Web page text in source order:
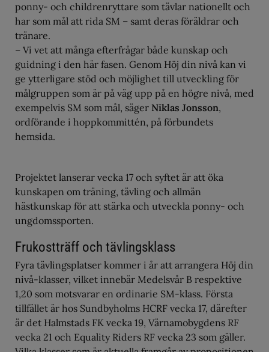
ponny- och childrenryttare som tävlar nationellt och
har som mål att rida SM – samt deras föräldrar och
tränare.
– Vi vet att många efterfrågar både kunskap och
guidning i den här fasen. Genom Höj din nivå kan vi
ge ytterligare stöd och möjlighet till utveckling för
målgruppen som är på väg upp på en högre nivå, med
exempelvis SM som mål, säger Niklas Jonsson,
ordförande i hoppkommittén, på förbundets
hemsida.
Projektet lanserar vecka 17 och syftet är att öka
kunskapen om träning, tävling och allmän
hästkunskap för att stärka och utveckla ponny- och
ungdomssporten.
Frukostträff och tävlingsklass
Fyra tävlingsplatser kommer i år att arrangera Höj din
nivå-klasser, vilket innebär Medelsvår B respektive
1,20 som motsvarar en ordinarie SM-klass. Första
tillfället är hos Sundbyholms HCRF vecka 17, därefter
är det Halmstads FK vecka 19, Värnamobygdens RF
vecka 21 och Equality Riders RF vecka 23 som gäller.